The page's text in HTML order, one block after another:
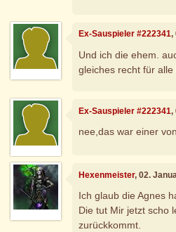
Ex-Sauspieler #222341,
Und ich die ehem.
gleiches recht für
Ex-Sauspieler #222341,
nee,das war einer
Hexenmeister, 02.
Ich glaub die Agnes
Die tut Mir jetzt scho
zurückkommt.